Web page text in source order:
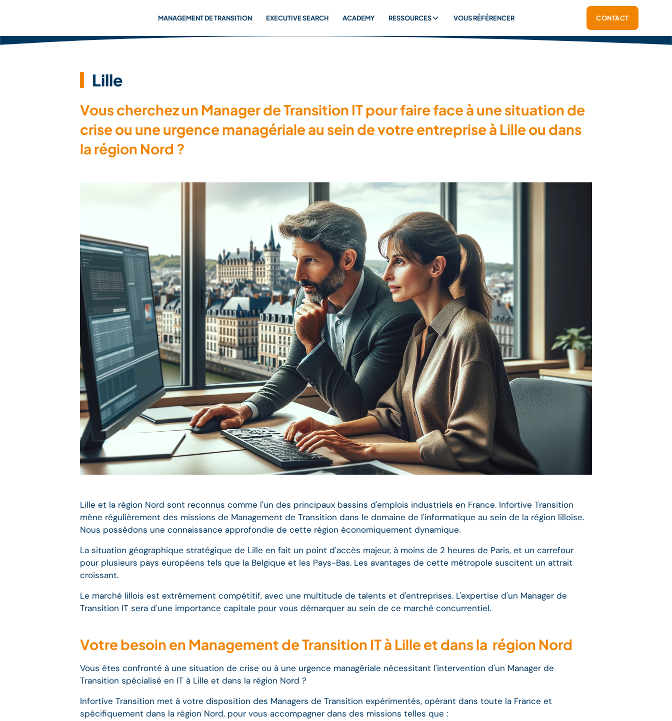
MANAGEMENT DE TRANSITION EXECUTIVE SEARCH ACADEMY RESSOURCES VOUS RÉFÉRENCER CONTACT
Lille
Vous cherchez un Manager de Transition IT pour faire face à une situation de
crise ou une urgence managériale au sein de votre entreprise à Lille ou dans
la région Nord ?
Lille et la région Nord sont reconnus comme l'un des principaux bassins d'emplois industriels en France. Infortive Transition
mène régulièrement des missions de Management de Transition dans le domaine de l'informatique au sein de la région lilloise.
Nous possédons une connaissance approfondie de cette région économiquement dynamique.
La situation géographique stratégique de Lille en fait un point d'accès majeur, à moins de 2 heures de Paris, et un carrefour
pour plusieurs pays européens tels que la Belgique et les Pays-Bas. Les avantages de cette métropole suscitent un attrait
croissant.
Le marché lillois est extrêmement compétitif, avec une multitude de talents et d'entreprises. L'expertise d'un Manager de
Transition IT sera d'une importance capitale pour vous démarquer au sein de ce marché concurrentiel.
Votre besoin en Management de Transition IT à Lille et dans la région Nord
Vous êtes confronté à une situation de crise ou à une urgence managériale nécessitant l'intervention d'un Manager de
Transition spécialisé en IT à Lille et dans la région Nord ?
Infortive Transition met à votre disposition des Managers de Transition expérimentés, opérant dans toute la France et
spécifiquement dans la région Nord, pour vous accompagner dans des missions telles que :